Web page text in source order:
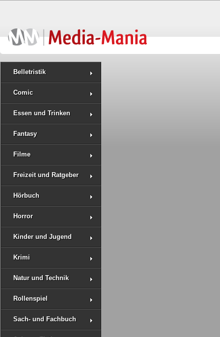
Belletristik
Comic
Essen und Trinken
Fantasy
Filme
Freizeit und Ratgeber
Hörbuch
Horror
Kinder und Jugend
Krimi
Natur und Technik
Rollenspiel
Sach- und Fachbuch